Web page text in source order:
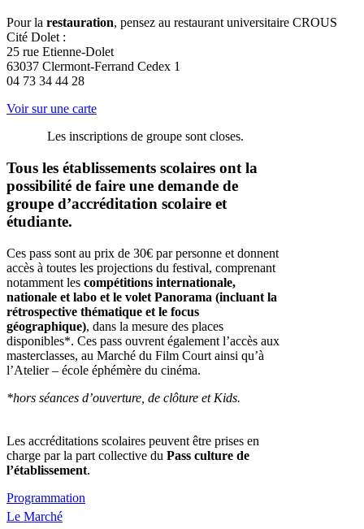
Pour la restauration, pensez au restaurant universitaire CROUS
Cité Dolet :
25 rue Etienne-Dolet
63037 Clermont-Ferrand Cedex 1
04 73 34 44 28
Voir sur une carte
Les inscriptions de groupe sont closes.
Tous les établissements scolaires ont la
possibilité de faire une demande de
groupe d’accréditation scolaire et
étudiante.
Ces pass sont au prix de 30€ par personne et donnent
accès à toutes les projections du festival, comprenant
notamment les compétitions internationale,
nationale et labo et le volet Panorama (incluant la
rétrospective thématique et le focus
géographique), dans la mesure des places
disponibles*. Ces pass ouvrent également l’accès aux
masterclasses, au Marché du Film Court ainsi qu’à
l’Atelier – école éphémère du cinéma.
*hors séances d’ouverture, de clôture et Kids.
Les accréditations scolaires peuvent être prises en
charge par la part collective du Pass culture de
l’établissement.
Programmation
Le Marché